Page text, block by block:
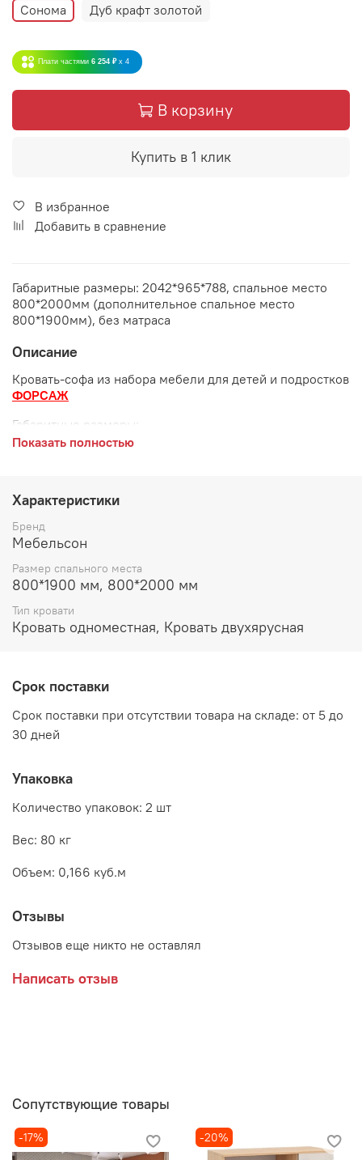
Сонома Дуб крафт золотой
Плати частями 6 254 ₽ x 4
В корзину
Купить в 1 клик
В избранное
Добавить в сравнение
Габаритные размеры: 2042*965*788, спальное место
800*2000мм (дополнительное спальное место
800*1900мм), без матраса
Описание
Кровать-софа из набора мебели для детей и подростков
ФОРСАЖ
Габаритные размеры:
высота 806 мм
Спальное место:
Дополнительное спальное место в выдвижном ящике:
800*1900 мм
Дополнительно рекомендуется приобрести матрас, в
комплект не входит
Сонома/Белый (с фотопечатью)
Дуб Крафт золотой/Белый (без фотопечати)
Мебельная фабрика МЕБЕЛЬСОН (MEBELSON)
Показать полностью
Характеристики
Бренд
Мебельсон
Размер спального места
800*1900 мм, 800*2000 мм
Тип кровати
Кровать одноместная, Кровать двухярусная
Срок поставки
Срок поставки при отсутствии товара на складе: от 5 до
30 дней
Упаковка
Количество упаковок: 2 шт
Вес: 80 кг
Объем: 0,166 куб.м
Отзывы
Отзывов еще никто не оставлял
Написать отзыв
Сопутствующие товары
-17% -20%